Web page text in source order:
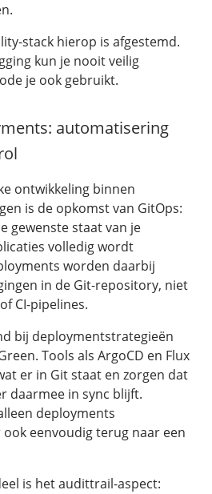
stack hierop is afgestemd.
kun je nooit veilig
je ook gebruikt.
automatisering
ontwikkeling binnen
is de opkomst van GitOps:
gewenste staat van je
volledig wordt
worden daarbij
in de Git-repository, niet
CI-pipelines.
bij deploymentstrategieën
Tools als ArgoCD en Flux
er in Git staat en zorgen dat
daarmee in sync blijft.
deployments
eenvoudig terug naar een
is het audittrail-aspect: